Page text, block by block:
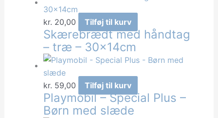
kr. 20,00 Tilføj til kurv
Skærebrædt med håndtag
– træ – 30x14cm
kr. 59,00 Tilføj til kurv
Playmobil – Special Plus –
Børn med slæde